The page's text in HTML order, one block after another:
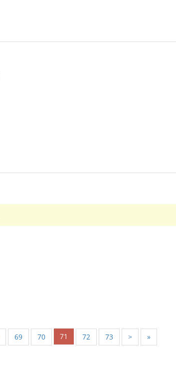
69 70 71 72 73 > »